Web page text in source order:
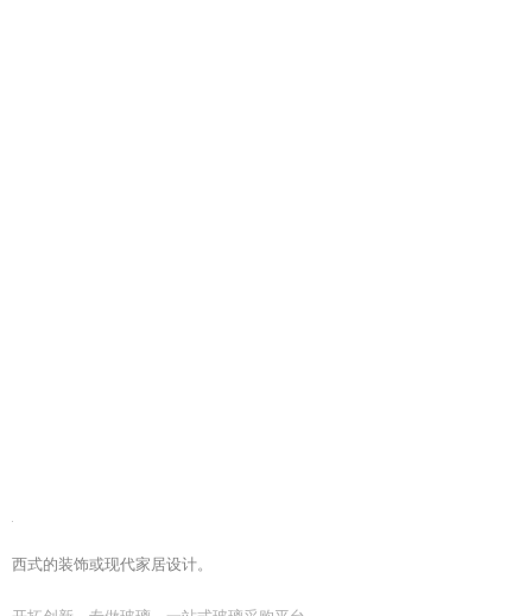
西式的装饰或现代家居设计。